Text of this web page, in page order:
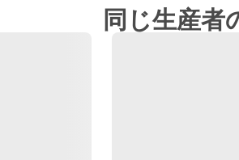
同じ生産者